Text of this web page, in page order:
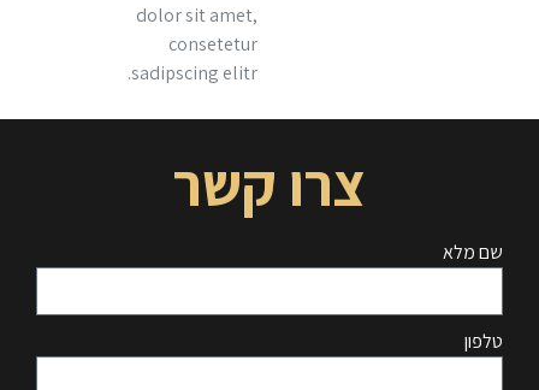
dolor sit amet,
consetetur
sadipscing elitr.
צרו קשר
שם מלא
טלפון